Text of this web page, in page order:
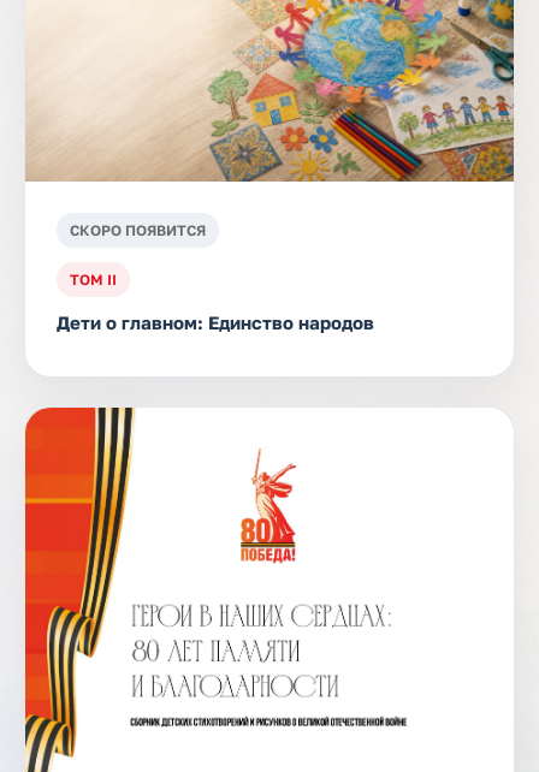
СКОРО ПОЯВИТСЯ
ТОМ II
Дети о главном: Единство народов